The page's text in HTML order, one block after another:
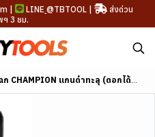
| LINE @TBTOOL |
ส่งด่วน
ฯ 3 ชม.
แกนดำทะลุ (ตอกได้) มีหลายขนาด